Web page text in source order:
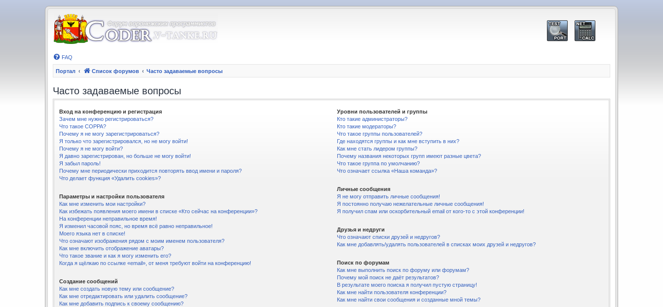
FAQ
Портал Список форумов Часто задаваемые вопросы
Часто задаваемые вопросы
Вход на конференцию и регистрация
Зачем мне нужно регистрироваться?
Что такое COPPA?
Почему я не могу зарегистрироваться?
Я только что зарегистрировался, но не могу войти!
Почему я не могу войти?
Я давно зарегистрирован, но больше не могу войти!
Я забыл пароль!
Почему мне периодически приходится повторять ввод имени и пароля?
Что делает функция «Удалить cookies»?
Параметры и настройки пользователя
Как мне изменить мои настройки?
Как избежать появления моего имени в списке «Кто сейчас на конференции»?
На конференции неправильное время!
Я изменил часовой пояс, но время всё равно неправильное!
Моего языка нет в списке!
Что означают изображения рядом с моим именем пользователя?
Как мне включить отображение аватары?
Что такое звание и как я могу изменить его?
Когда я щёлкаю по ссылке «email», от меня требуют войти на конференцию!
Создание сообщений
Как мне создать новую тему или сообщение?
Как мне отредактировать или удалить сообщение?
Как мне добавить подпись к своему сообщению?
Уровни пользователей и группы
Кто такие администраторы?
Кто такие модераторы?
Что такое группы пользователей?
Где находятся группы и как мне вступить в них?
Как мне стать лидером группы?
Почему названия некоторых групп имеют разные цвета?
Что такое группа по умолчанию?
Что означает ссылка «Наша команда»?
Личные сообщения
Я не могу отправить личные сообщения!
Я постоянно получаю нежелательные личные сообщения!
Я получил спам или оскорбительный email от кого-то с этой конференции!
Друзья и недруги
Что означают списки друзей и недругов?
Как мне добавлять/удалять пользователей в списках моих друзей и недругов?
Поиск по форумам
Как мне выполнить поиск по форуму или форумам?
Почему мой поиск не даёт результатов?
В результате моего поиска я получил пустую страницу!
Как мне найти пользователя конференции?
Как мне найти свои сообщения и созданные мной темы?